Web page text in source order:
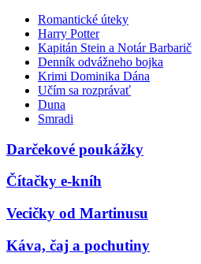
Romantické úteky
Harry Potter
Kapitán Stein a Notár Barbarič
Denník odvážneho bojka
Krimi Dominika Dána
Učím sa rozprávať
Duna
Smradi
Darčekové poukážky
Čítačky e-kníh
Vecičky od Martinusu
Káva, čaj a pochutiny